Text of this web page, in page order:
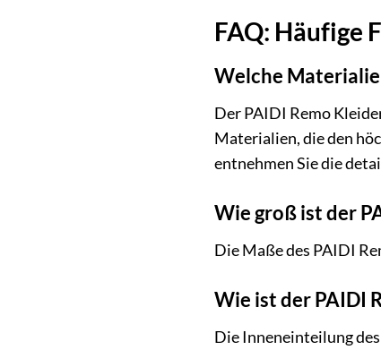
FAQ: Häufige
Welche
Der PAIDI Remo
Materialien, die den
entnehmen Sie die
Wie groß ist der
Die Maße des PAIDI
Wie ist der PAIDI
Die Inneneinteilung